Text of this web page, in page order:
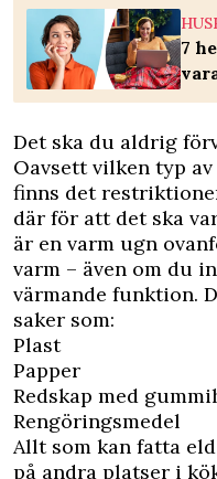
7
Det ska du aldrig
Oavsett vilken typ
finns det
där för att det ska
är en varm ugn
varm – även om du
värmande funktion.
saker som:
Plast
Papper
Redskap med
Rengöringsmedel
Allt som kan fatta
på andra platser i